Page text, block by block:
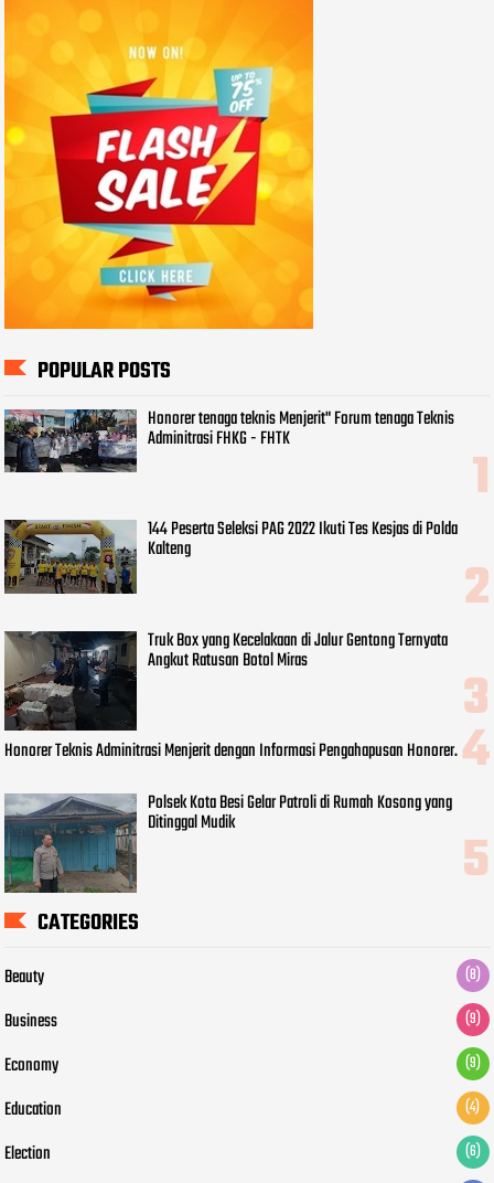
POPULAR POSTS
Honorer tenaga teknis Menjerit" Forum tenaga Teknis
Adminitrasi FHKG - FHTK
144 Peserta Seleksi PAG 2022 Ikuti Tes Kesjas di Polda
Kalteng
Truk Box yang Kecelakaan di Jalur Gentong Ternyata
Angkut Ratusan Botol Miras
Honorer Teknis Adminitrasi Menjerit dengan Informasi Pengahapusan Honorer.
Polsek Kota Besi Gelar Patroli di Rumah Kosong yang
Ditinggal Mudik
CATEGORIES
Beauty (8)
Business (9)
Economy (9)
Education (4)
Election (6)